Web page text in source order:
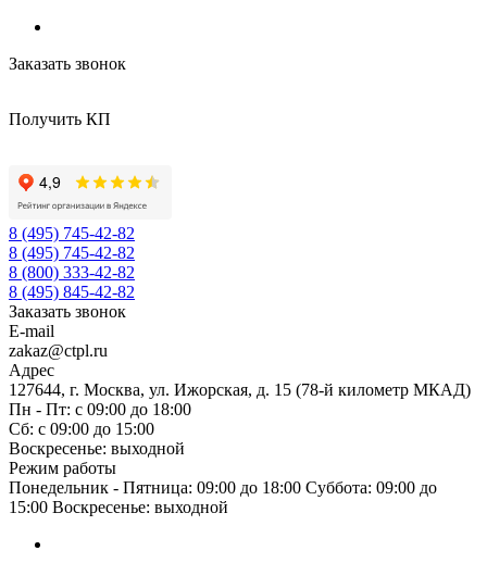
Заказать звонок
Получить КП
8 (495) 745-42-82
8 (495) 745-42-82
8 (800) 333-42-82
8 (495) 845-42-82
Заказать звонок
E-mail
zakaz@ctpl.ru
Адрес
127644, г. Москва, ул. Ижорская, д. 15 (78-й километр МКАД)
Пн - Пт: с 09:00 до 18:00
Сб: с 09:00 до 15:00
Воскресенье: выходной
Режим работы
Понедельник - Пятница: 09:00 до 18:00 Суббота: 09:00 до
15:00 Воскресенье: выходной